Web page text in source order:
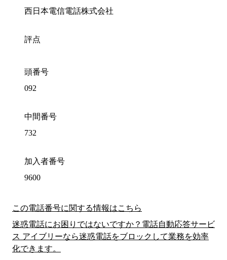
西日本電信電話株式会社
評点
頭番号
092
中間番号
732
加入者番号
9600
この電話番号に関する情報はこちら
迷惑電話にお困りではないですか？電話自動応答サービ
ス アイブリーなら迷惑電話をブロックして業務を効率
化できます。